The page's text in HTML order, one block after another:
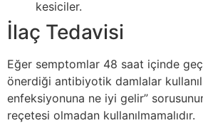
kesiciler.
İlaç Tedavisi
Eğer semptomlar 48 saat içinde
önerdiği antibiyotik damlalar
enfeksiyonuna ne iyi gelir”
reçetesi olmadan kullanılmamalıdır.